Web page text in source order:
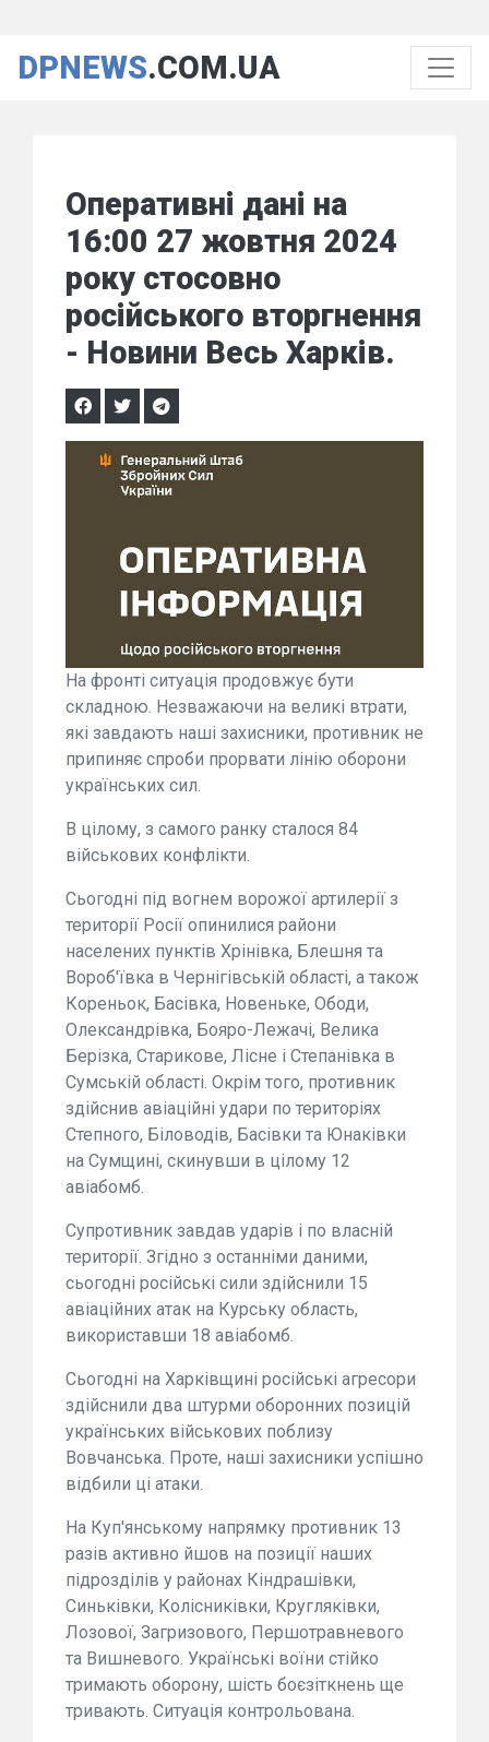
DPNEWS.COM.UA
Оперативні дані на
16:00 27 жовтня 2024
року стосовно
російського вторгнення
- Новини Весь Харків.
На фронті ситуація продовжує бути
складною. Незважаючи на великі втрати,
які завдають наші захисники, противник не
припиняє спроби прорвати лінію оборони
українських сил.
В цілому, з самого ранку сталося 84
військових конфлікти.
Сьогодні під вогнем ворожої артилерії з
території Росії опинилися райони
населених пунктів Хрінівка, Блешня та
Вороб'ївка в Чернігівській області, а також
Кореньок, Басівка, Новеньке, Ободи,
Олександрівка, Бояро-Лежачі, Велика
Берізка, Старикове, Лісне і Степанівка в
Сумській області. Окрім того, противник
здійснив авіаційні удари по територіях
Степного, Біловодів, Басівки та Юнаківки
на Сумщині, скинувши в цілому 12
авіабомб.
Супротивник завдав ударів і по власній
території. Згідно з останніми даними,
сьогодні російські сили здійснили 15
авіаційних атак на Курську область,
використавши 18 авіабомб.
Сьогодні на Харківщині російські агресори
здійснили два штурми оборонних позицій
українських військових поблизу
Вовчанська. Проте, наші захисники успішно
відбили ці атаки.
На Куп'янському напрямку противник 13
разів активно йшов на позиції наших
підрозділів у районах Кіндрашівки,
Синьківки, Колісниківки, Кругляківки,
Лозової, Загризового, Першотравневого
та Вишневого. Українські воїни стійко
тримають оборону, шість боєзіткнень ще
тривають. Ситуація контрольована.